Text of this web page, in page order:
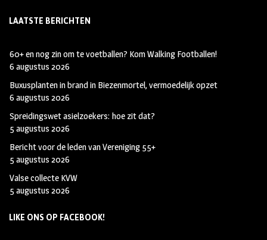
LAATSTE BERICHTEN
60+ en nog zin om te voetballen? Kom Walking Footballen!
6 augustus 2026
Buxusplanten in brand in Biezenmortel, vermoedelijk opzet
6 augustus 2026
Spreidingswet asielzoekers: hoe zit dat?
5 augustus 2026
Bericht voor de leden van Vereniging 55+
5 augustus 2026
Valse collecte KVW
5 augustus 2026
LIKE ONS OP FACEBOOK!